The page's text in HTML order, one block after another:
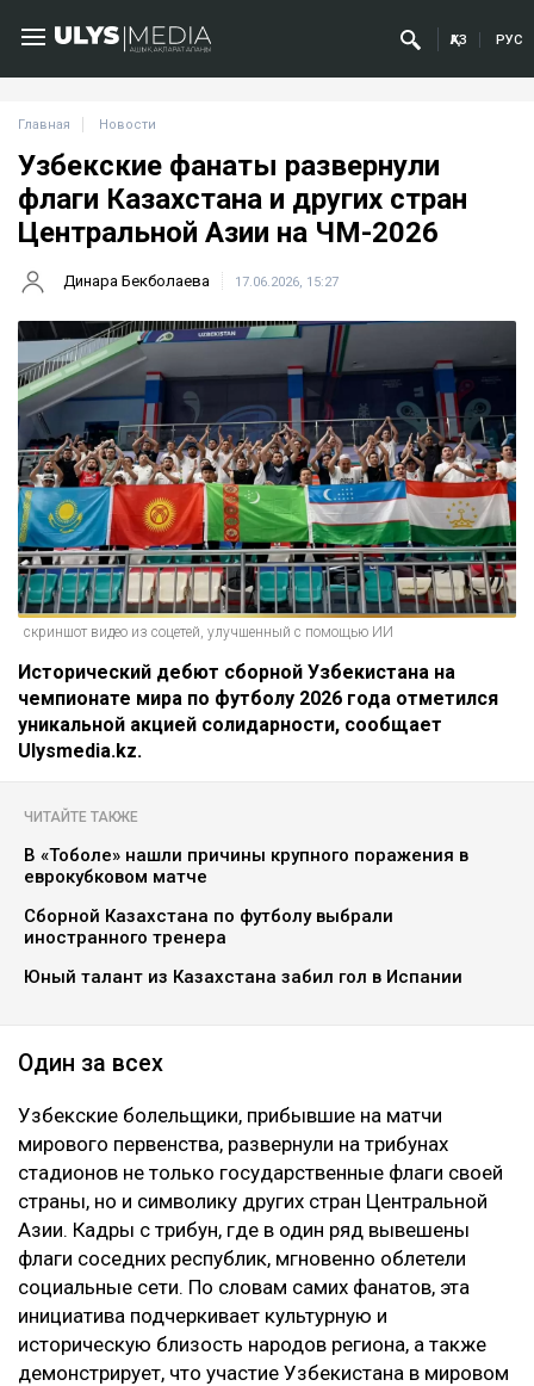
ҚАЗ РУС
Главная Новости
Узбекские фанаты развернули
флаги Казахстана и других стран
Центральной Азии на ЧМ-2026
Динара Бекболаева 17.06.2026, 15:27
скриншот видео из соцетей, улучшенный с помощью ИИ
Исторический дебют сборной Узбекистана на
чемпионате мира по футболу 2026 года отметился
уникальной акцией солидарности, сообщает
Ulysmedia.kz.
ЧИТАЙТЕ ТАКЖЕ
В «Тоболе» нашли причины крупного поражения в
еврокубковом матче
Сборной Казахстана по футболу выбрали
иностранного тренера
Юный талант из Казахстана забил гол в Испании
Один за всех
Узбекские болельщики, прибывшие на матчи
мирового первенства, развернули на трибунах
стадионов не только государственные флаги своей
страны, но и символику других стран Центральной
Азии. Кадры с трибун, где в один ряд вывешены
флаги соседних республик, мгновенно облетели
социальные сети. По словам самих фанатов, эта
инициатива подчеркивает культурную и
историческую близость народов региона, а также
демонстрирует, что участие Узбекистана в мировом